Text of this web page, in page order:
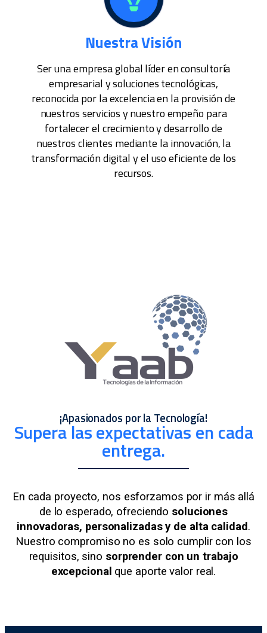
Nuestra Visión
Ser una empresa global líder en consultoría
empresarial y soluciones tecnológicas,
reconocida por la excelencia en la provisión de
nuestros servicios y nuestro empeño para
fortalecer el crecimiento y desarrollo de
nuestros clientes mediante la innovación, la
transformación digital y el uso eficiente de los
recursos.
¡Apasionados por la Tecnología!
Supera las expectativas en cada
entrega.
En cada proyecto, nos esforzamos por ir más allá
de lo esperado, ofreciendo soluciones
innovadoras, personalizadas y de alta calidad.
Nuestro compromiso no es solo cumplir con los
requisitos, sino sorprender con un trabajo
excepcional que aporte valor real.